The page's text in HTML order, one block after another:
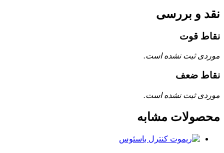
نقد و بررسی
نقاط قوت
موردی ثبت نشده است.
نقاط ضعف
موردی ثبت نشده است.
محصولات مشابه